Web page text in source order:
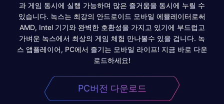
과 게임 동시에 실행 가능하며 많은 즐거움을 동시에 누릴 수
있습니다. 녹스는 최강의 안드로이드 모바일 에뮬레이터로써
AMD, Intel 기기와 완벽한 호환성을 가지고 있기에 부드럽고
가벼운 녹스에서 최상의 게임 체험 만나볼수 있을 겁니다. 녹
스 앱플레이어, PC에서 즐기는 모바일 라이프! 지금 바로 다운
로드하세요!
PC버전 다운로드